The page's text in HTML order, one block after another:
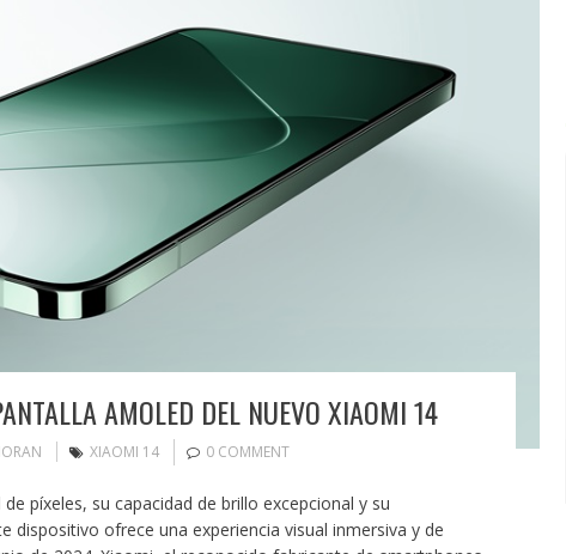
AMOLED DEL NUEVO XIAOMI 14
XIAOMI 14 0 COMMENT
píxeles, su capacidad de brillo excepcional y su
dispositivo ofrece una experiencia visual inmersiva y de